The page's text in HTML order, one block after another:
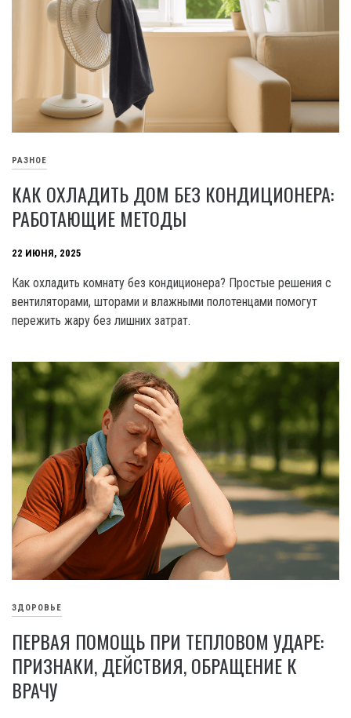
РАЗНОЕ
КАК ОХЛАДИТЬ ДОМ БЕЗ КОНДИЦИОНЕРА:
РАБОТАЮЩИЕ МЕТОДЫ
22 ИЮНЯ, 2025
Как охладить комнату без кондиционера? Простые решения с
вентиляторами, шторами и влажными полотенцами помогут
пережить жару без лишних затрат.
ЗДОРОВЬЕ
ПЕРВАЯ ПОМОЩЬ ПРИ ТЕПЛОВОМ УДАРЕ:
ПРИЗНАКИ, ДЕЙСТВИЯ, ОБРАЩЕНИЕ К
ВРАЧУ